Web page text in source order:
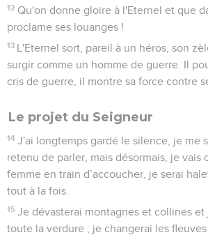
12 Qu'on donne gloire à l'Eternel et que
proclame ses louanges !
13 L'Eternel sort, pareil à un héros, son
surgir comme un homme de guerre. Il
cris de guerre, il montre sa force contre
Le projet du Seigneur
14 J'ai longtemps gardé le silence, je me
retenu de parler, mais désormais, je vais
femme en train d’accoucher, je serai
tout à la fois.
15 Je dévasterai montagnes et collines et
toute la verdure ; je changerai les